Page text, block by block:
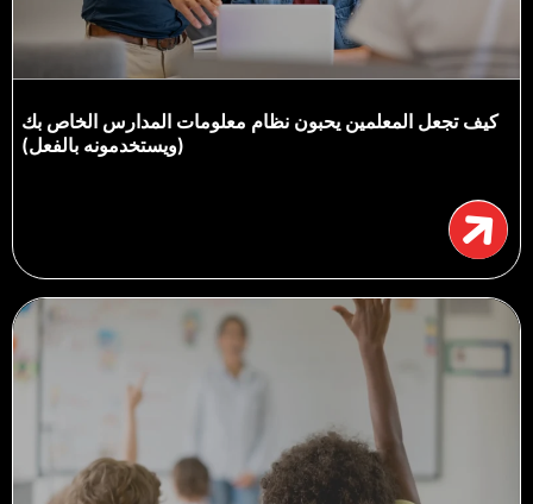
كيف تجعل المعلمين يحبون نظام معلومات المدارس الخاص بك
(ويستخدمونه بالفعل)